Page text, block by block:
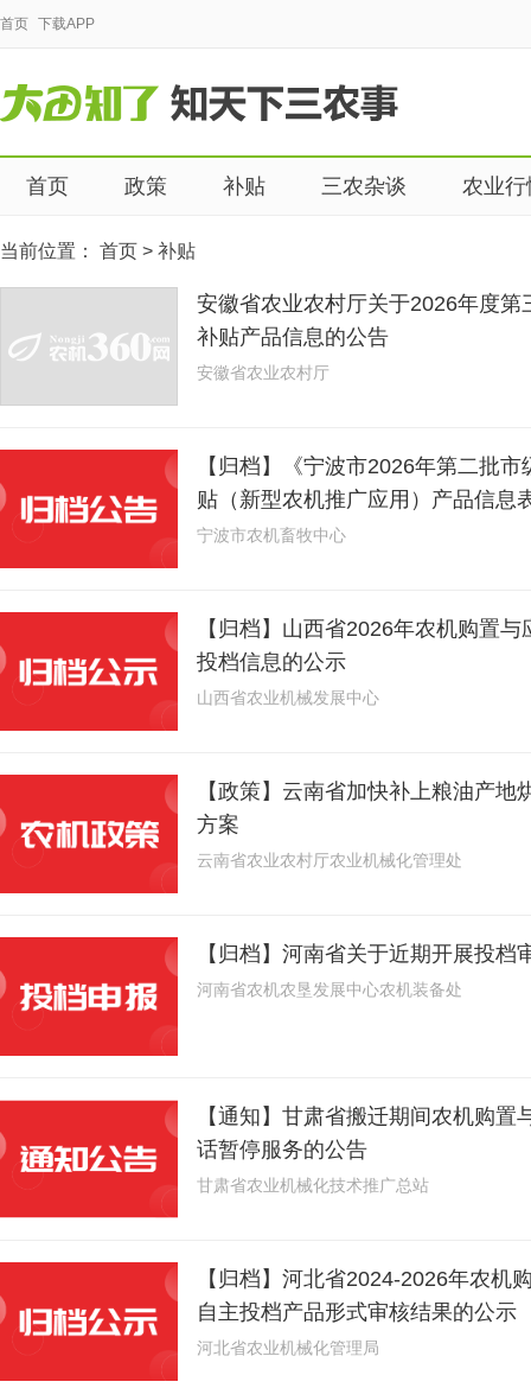
首页 下载APP
首页 政策 补贴 三农杂谈 农业行
当前位置： 首页 > 补贴
安徽省农业农村厅关于2026年度第
补贴产品信息的公告
安徽省农业农村厅
【归档】《宁波市2026年第二批
贴（新型农机推广应用）产品信息
宁波市农机畜牧中心
【归档】山西省2026年农机购置
投档信息的公示
山西省农业机械发展中心
【政策】云南省加快补上粮油产地
方案
云南省农业农村厅农业机械化管理处
【归档】河南省关于近期开展投档
河南省农机农垦发展中心农机装备处
【通知】甘肃省搬迁期间农机购置
话暂停服务的公告
甘肃省农业机械化技术推广总站
【归档】河北省2024-2026年农机
自主投档产品形式审核结果的公示
河北省农业机械化管理局